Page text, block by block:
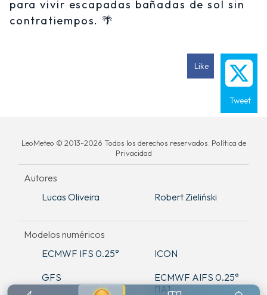
para vivir escapadas bañadas de sol sin
contratiempos. 🌴
Like
Tweet
LeoMeteo © 2013-2026 Todos los derechos reservados. Política de
Privacidad
Autores
Lucas Oliveira
Robert Zieliński
Modelos numéricos
ECMWF IFS 0.25°
ICON
GFS
ECMWF AIFS 0.25°
[IA]